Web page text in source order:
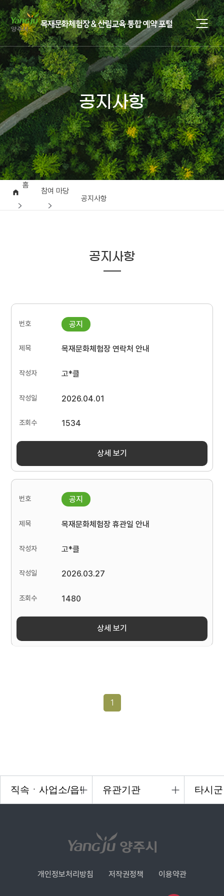
공지사항
홈
참여 마당
공지사항
공지사항
목재문화체험장 연락처 안내
고*클
2026.04.01
1534
상세 보기
목재문화체험장 휴관일 안내
고*클
2026.03.27
1480
상세 보기
1
개인정보처리방침 저작권정책 이용약관